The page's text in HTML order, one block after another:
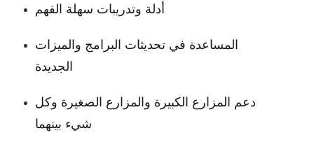
أدلة وتدريبات سهلة الفهم
المساعدة في تحديثات البرامج والميزات
الجديدة
دعم المزارع الكبيرة والمزارع الصغيرة وكل
شيء بينهما